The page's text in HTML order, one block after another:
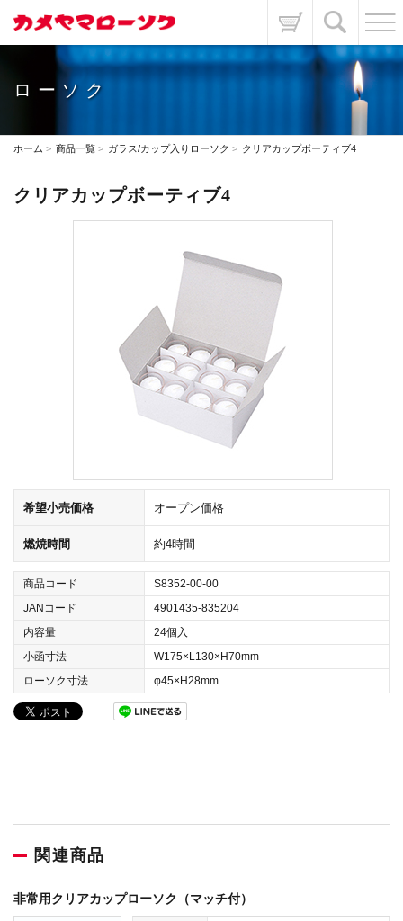
ローソク
ホーム 商品一覧 ガラス/カップ入りローソク クリアカップボーティブ4
クリアカップボーティブ4
希望小売価格 オープン価格
燃焼時間 約4時間
商品コード
S8352-00-00
JANコード
4901435-835204
内容量
24個入
小函寸法
W175×L130×H70mm
ローソク寸法
φ45×H28mm
関連商品
非常用クリアカップローソク（マッチ付）